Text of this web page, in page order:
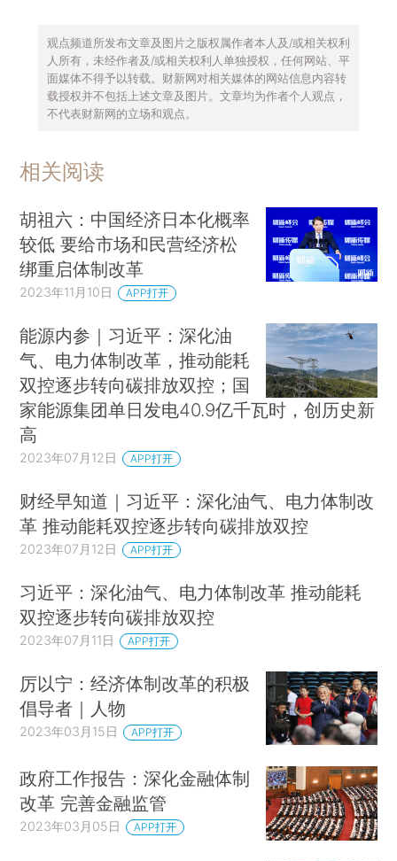
观点频道所发布文章及图片之版权属作者本人及/或相关权利
人所有，未经作者及/或相关权利人单独授权，任何网站、平
面媒体不得予以转载。财新网对相关媒体的网站信息内容转
载授权并不包括上述文章及图片。文章均为作者个人观点，
不代表财新网的立场和观点。
相关阅读
胡祖六：中国经济日本化概率
较低 要给市场和民营经济松
绑重启体制改革
2023年11月10日 APP打开
能源内参｜习近平：深化油
气、电力体制改革，推动能耗
双控逐步转向碳排放双控；国
家能源集团单日发电40.9亿千瓦时，创历史新
高
2023年07月12日 APP打开
财经早知道｜习近平：深化油气、电力体制改
革 推动能耗双控逐步转向碳排放双控
2023年07月12日 APP打开
习近平：深化油气、电力体制改革 推动能耗
双控逐步转向碳排放双控
2023年07月11日 APP打开
厉以宁：经济体制改革的积极
倡导者｜人物
2023年03月15日 APP打开
政府工作报告：深化金融体制
改革 完善金融监管
2023年03月05日 APP打开